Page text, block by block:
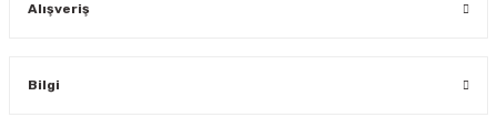
Alışveriş
Bilgi